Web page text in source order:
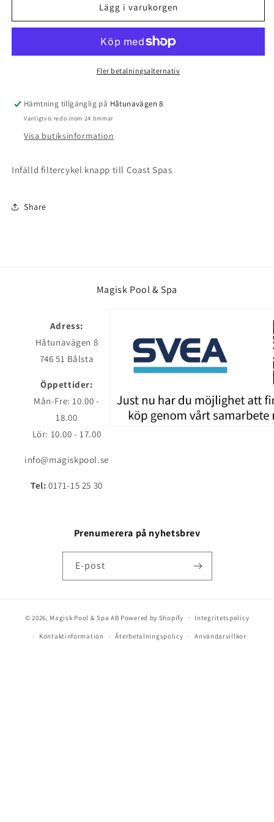
filtercykel
CS
Display
filtercykel
kompakt
CS
Lägg i varukorgen
Fler betalningsalternativ
Hämtning tillgänglig på Håtunavägen 8
Vanligtvis redo inom 24 timmar
Visa butiksinformation
Infälld filtercykel knapp till Coast Spas
Share
Magisk Pool & Spa
Adress:
Håtunavägen 8
746 51 Bålsta
Öppettider:
Mån-Fre: 10.00 -
18.00
Lör: 10.00 - 17.00
info@magiskpool.se
Tel: 0171-15 25 30
Prenumerera på nyhetsbrev
E-post
© 2026, Magisk Pool & Spa AB Powered by Shopify Integritetspolicy
Kontaktinformation Återbetalningspolicy Användarvillkor